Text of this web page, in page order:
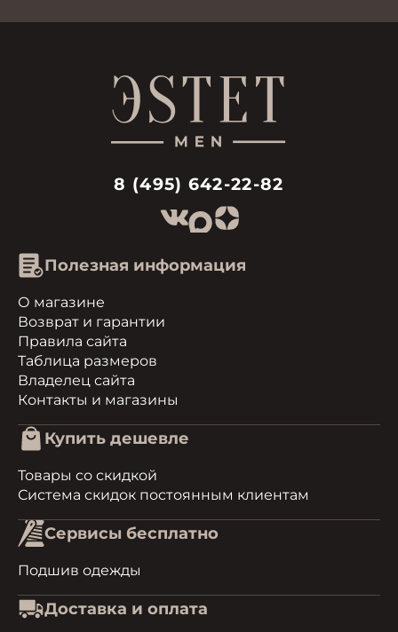
8 (495) 642-22-82
Полезная информация
О магазине
Возврат и гарантии
Правила сайта
Таблица размеров
Владелец сайта
Контакты и магазины
Купить дешевле
Товары со скидкой
Система скидок постоянным клиентам
Сервисы бесплатно
Подшив одежды
Доставка и оплата